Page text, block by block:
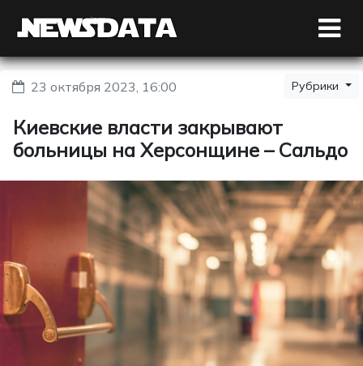
23 октября 2023, 16:00 Рубрики
Киевские власти закрывают
больницы на Херсонщине – Сальдо